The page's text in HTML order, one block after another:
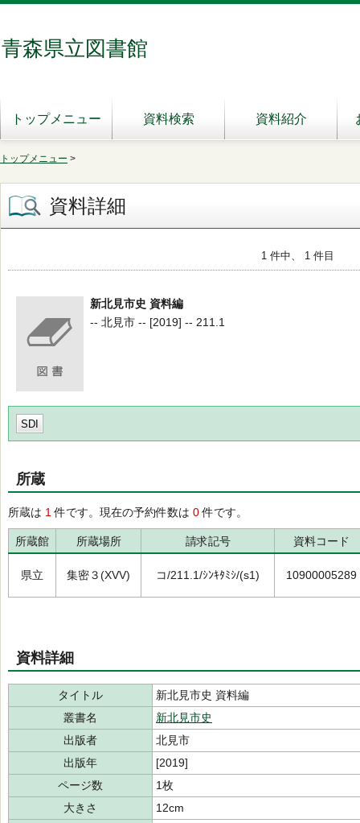
青森県立図書館
トップメニュー 資料検索 資料紹介
トップメニュー >
資料詳細
1 件中、 1 件目
新北見市史 資料編
-- 北見市 -- [2019] -- 211.1
SDI
所蔵
所蔵は 1 件です。現在の予約件数は 0件です。
所蔵館 所蔵場所 請求記号 資料コード
県立 集密３(XVV) コ/211.1/ｼﾝｷﾀﾐｼ/(s1) 10900005289
資料詳細
タイトル
新北見市史 資料編
叢書名
新北見市史
出版者
北見市
出版年
[2019]
ページ数
1枚
大きさ
12cm